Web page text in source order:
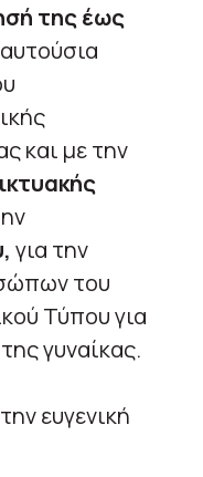
της έως
και με την
για την
του
Τύπου για
γυναίκας.
ευγενική